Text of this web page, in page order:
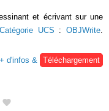
et écrivant sur une
Catégorie UCS : OBJWrite
+ d'infos &
Téléchargement